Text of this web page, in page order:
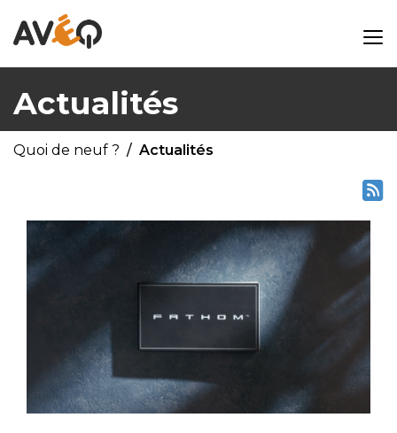
Actualités
Quoi de neuf ? Actualités